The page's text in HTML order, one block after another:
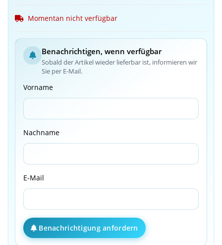
Momentan nicht verfügbar
Benachrichtigen, wenn verfügbar
Sobald der Artikel wieder lieferbar ist, informieren wir
Sie per E-Mail.
Vorname
Nachname
E-Mail
Benachrichtigung anfordern